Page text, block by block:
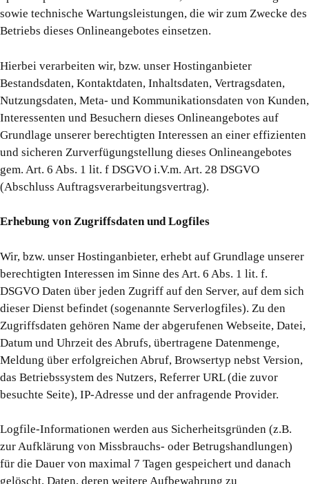
sowie technische Wartungsleistungen, die wir zum Zwecke des
Betriebs dieses Onlineangebotes einsetzen.
Hierbei verarbeiten wir, bzw. unser Hostinganbieter
Bestandsdaten, Kontaktdaten, Inhaltsdaten, Vertragsdaten,
Nutzungsdaten, Meta- und Kommunikationsdaten von Kunden,
Interessenten und Besuchern dieses Onlineangebotes auf
Grundlage unserer berechtigten Interessen an einer effizienten
und sicheren Zurverfügungstellung dieses Onlineangebotes
gem. Art. 6 Abs. 1 lit. f DSGVO i.V.m. Art. 28 DSGVO
(Abschluss Auftragsverarbeitungsvertrag).
Erhebung von Zugriffsdaten und Logfiles
Wir, bzw. unser Hostinganbieter, erhebt auf Grundlage unserer
berechtigten Interessen im Sinne des Art. 6 Abs. 1 lit. f.
DSGVO Daten über jeden Zugriff auf den Server, auf dem sich
dieser Dienst befindet (sogenannte Serverlogfiles). Zu den
Zugriffsdaten gehören Name der abgerufenen Webseite, Datei,
Datum und Uhrzeit des Abrufs, übertragene Datenmenge,
Meldung über erfolgreichen Abruf, Browsertyp nebst Version,
das Betriebssystem des Nutzers, Referrer URL (die zuvor
besuchte Seite), IP-Adresse und der anfragende Provider.
Logfile-Informationen werden aus Sicherheitsgründen (z.B.
zur Aufklärung von Missbrauchs- oder Betrugshandlungen)
für die Dauer von maximal 7 Tagen gespeichert und danach
gelöscht. Daten, deren weitere Aufbewahrung zu